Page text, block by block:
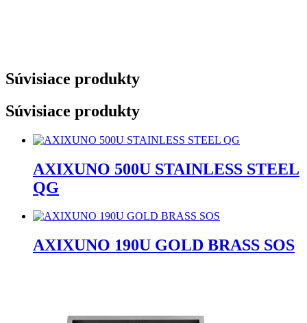
Súvisiace produkty
Súvisiace produkty
AXIXUNO 500U STAINLESS STEEL
QG
AXIXUNO 190U GOLD BRASS SOS